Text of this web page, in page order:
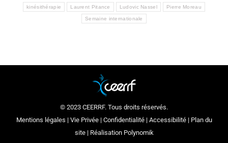
kinésithérapie Laurent Pitance Ludovic Nassel Pierre Moreau
Semaine internationale
© 2023 CEERRF. Tous droits réservés.
Mentions légales | Vie Privée| Confidentialité| Accessibilité| Plan du
site| Réalisation Polynomik